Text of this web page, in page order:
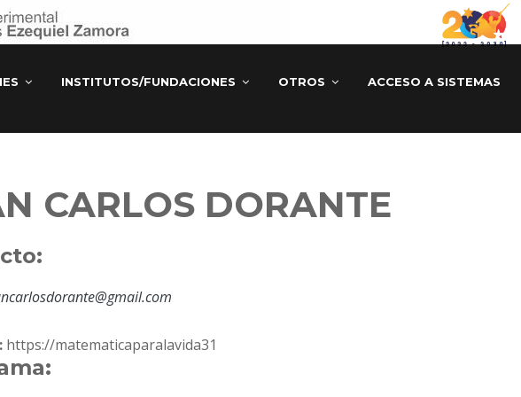
INSTITUTOS/FUNDACIONES OTROS ACCESO A SISTEMAS
CARLOS DORANTE
https://matematicaparalavida31